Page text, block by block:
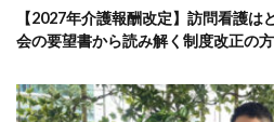
【2027年介護報酬改定】訪問看護
会の要望書から読み解く制度改正の